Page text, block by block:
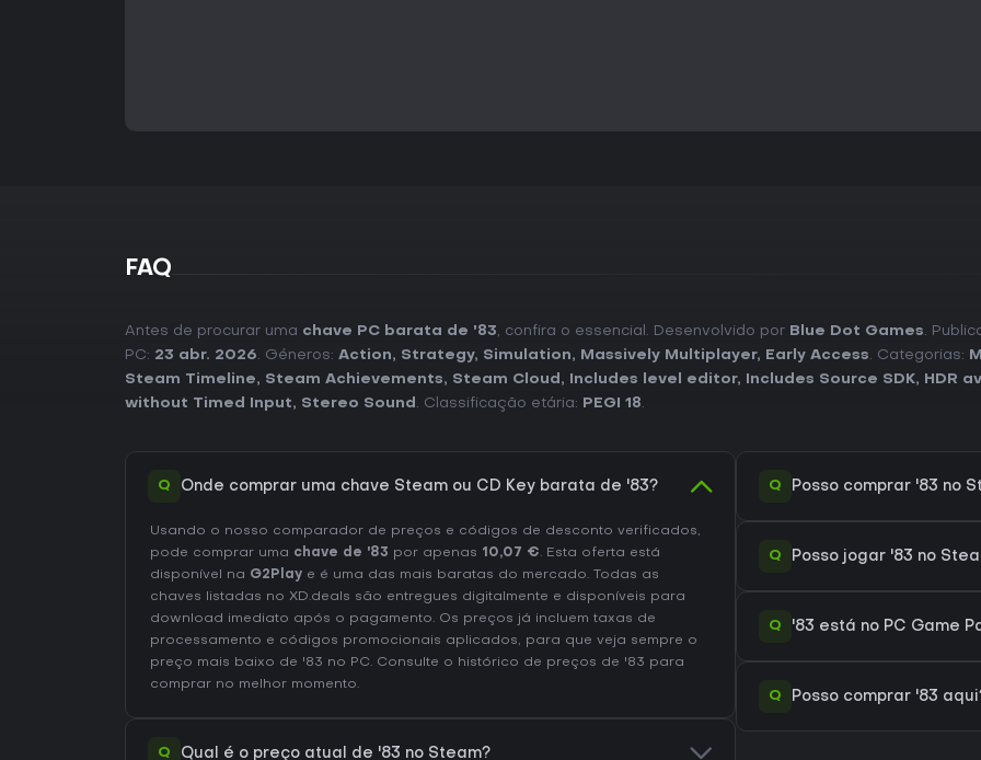
FAQ
Antes de procurar uma chave PC barata de '83, confira o essencial. Desenvolvido por Blue Dot Games.
PC: 23 abr. 2026. Géneros: Action, Strategy, Simulation, Massively Multiplayer, Early Access. Categorias:
Steam Timeline, Steam Achievements, Steam Cloud , Includes level editor, Includes Source SDK, HDR
without Timed Input, Stereo Sound . Classificação etária: PEGI 18.
Q Onde comprar uma chave Steam ou CD Key barata de '83?
Usando o nosso comparador de preços e códigos de desconto verificados,
pode comprar uma chave de '83 por apenas 10,07 €. Esta oferta está
disponível na G2Play e é uma das mais baratas do mercado. Todas as
chaves listadas no XD.deals são entregues digitalmente e disponíveis para
download imediato após o pagamento. Os preços já incluem taxas de
processamento e códigos promocionais aplicados, para que veja sempre o
preço mais baixo de '83 no PC. Consulte o histórico de preços de '83 para
comprar no melhor momento.
Q Qual é o preço atual de '83 no Steam?
Q Posso comprar '83 no
Q Posso jogar '83 no
Q '83 está no PC Game
Q Posso comprar '83